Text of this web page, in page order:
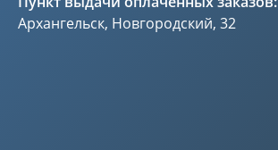
Архангельск, Новгородский, 32